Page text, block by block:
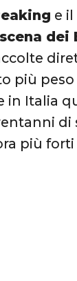
e
scena dei
più
in Italia
più